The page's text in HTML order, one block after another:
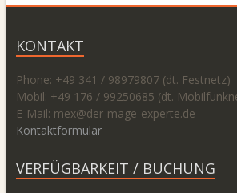
KONTAKT
Phone: +49 341 / 98979807 (dt. Festnetz)
Mobil: +49 176 / 99250685 (dt.
E-Mail: mex@der-mage-experte.de
Kontaktformular
VERFÜGBARKEIT / BUCHUNG